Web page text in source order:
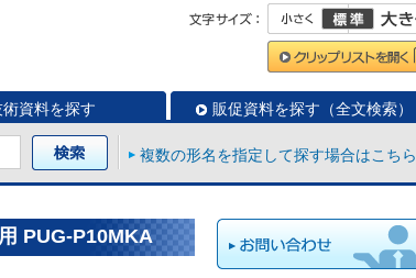
術資料を探す 販促資料を探す（全文検索）
複数の形名を指定して探す場合はこちら
PUG-P10MKA